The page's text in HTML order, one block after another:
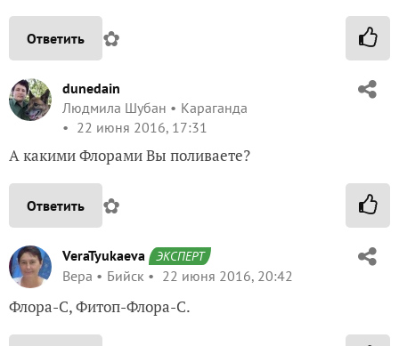
Ответить ✿
dunedain
Людмила Шубан
Караганда
22 июня 2016, 17:31
А какими Флорами Вы поливаете?
Ответить ✿
VeraTyukaeva ЭКСПЕРТ
Вера Бийск 22 июня 2016, 20:42
Флора-С, Фитоп-Флора-С.